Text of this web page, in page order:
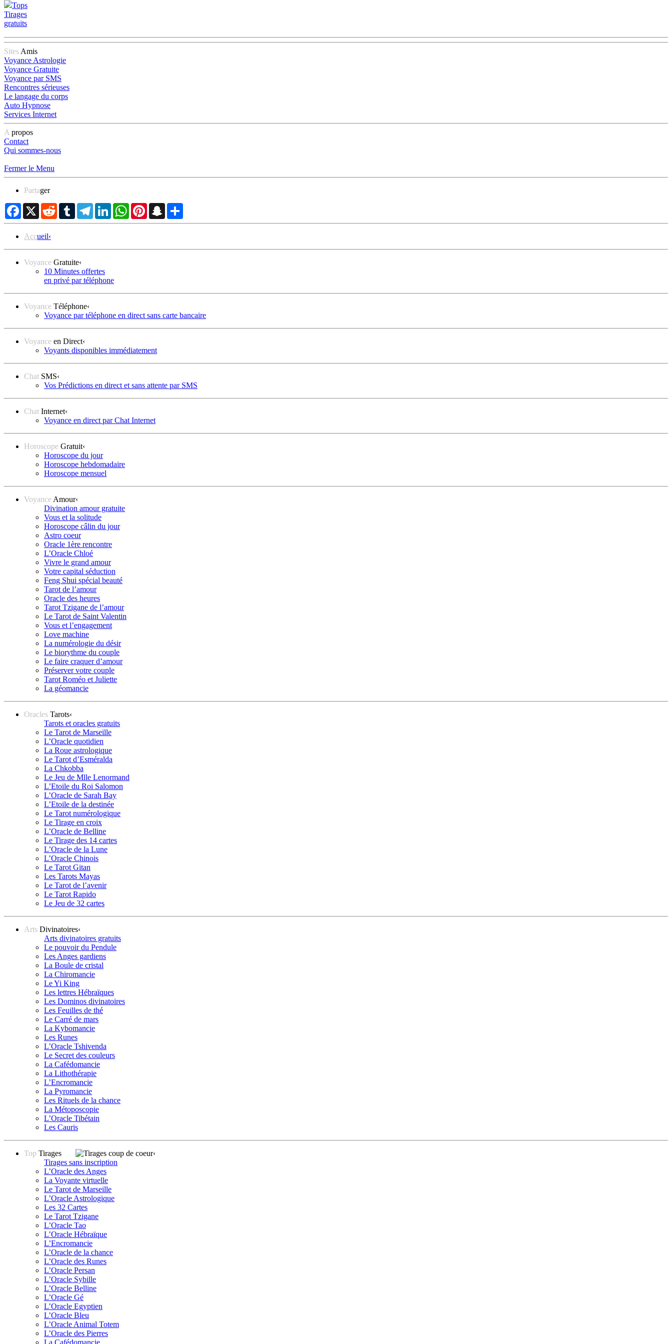
Tops
Tirages
gratuits
Sites Amis
Voyance Astrologie
Voyance Gratuite
Voyance par SMS
Rencontres sérieuses
Le langage du corps
Auto Hypnose
Services Internet
A propos
Contact
Qui sommes-nous
Fermer le Menu
Partager
Facebook
X RedditTumblrTelegramLinkedInWhatsAppPinterestSnapchat
Accueil‹
Voyance Gratuite‹
10 Minutes offertes
en privé par téléphone
Voyance Téléphone‹
Voyance par téléphone en direct sans carte bancaire
Voyance en Direct‹
Voyants disponibles immédiatement
Chat SMS‹
Vos Prédictions en direct et sans attente par SMS
Chat Internet‹
Voyance en direct par Chat Internet
Horoscope Gratuit‹
Horoscope du jour
Horoscope hebdomadaire
Horoscope mensuel
Voyance Amour‹
Divination amour gratuite
Vous et la solitude
Horoscope câlin du jour
Astro coeur
Oracle 1ère rencontre
L’Oracle Chloé
Vivre le grand amour
Votre capital séduction
Feng Shui spécial beauté
Tarot de l’amour
Oracle des heures
Tarot Tzigane de l’amour
Le Tarot de Saint Valentin
Vous et l’engagement
Love machine
La numérologie du désir
Le biorythme du couple
Le faire craquer d’amour
Préserver votre couple
Tarot Roméo et Juliette
La géomancie
Oracles Tarots‹
Tarots et oracles gratuits
Le Tarot de Marseille
L’Oracle quotidien
La Roue astrologique
Le Tarot d’Esméralda
La Chkobba
Le Jeu de Mlle Lenormand
L’Etoile du Roi Salomon
L’Oracle de Sarah Bay
L’Etoile de la destinée
Le Tarot numérologique
Le Tirage en croix
L’Oracle de Belline
Le Tirage des 14 cartes
L’Oracle de la Lune
L’Oracle Chinois
Le Tarot Gitan
Les Tarots Mayas
Le Tarot de l’avenir
Le Tarot Rapido
Le Jeu de 32 cartes
Arts Divinatoires‹
Arts divinatoires gratuits
Le pouvoir du Pendule
Les Anges gardiens
La Boule de cristal
La Chiromancie
Le Yi King
Les lettres Hébraïques
Les Dominos divinatoires
Les Feuilles de thé
Le Carré de mars
La Kybomancie
Les Runes
L’Oracle Tshivenda
Le Secret des couleurs
La Cafédomancie
La Lithothérapie
L’Encromancie
La Pyromancie
Les Rituels de la chance
La Métoposcopie
L’Oracle Tibétain
Les Cauris
Top Tirages
‹
Tirages sans inscription
L’Oracle des Anges
La Voyante virtuelle
Le Tarot de Marseille
L’Oracle Astrologique
Les 32 Cartes
Le Tarot Tzigane
L’Oracle Tao
L’Oracle Hébraïque
L’Encromancie
L’Oracle de la chance
L’Oracle des Runes
L’Oracle Persan
L’Oracle Sybille
L’Oracle Belline
L’Oracle Gé
L’Oracle Egyptien
L’Oracle Bleu
L’Oracle Animal Totem
L’Oracle des Pierres
La Cafédomancie